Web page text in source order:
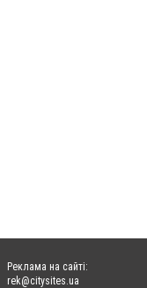
Реклама на сайті:
rek@citysites.ua